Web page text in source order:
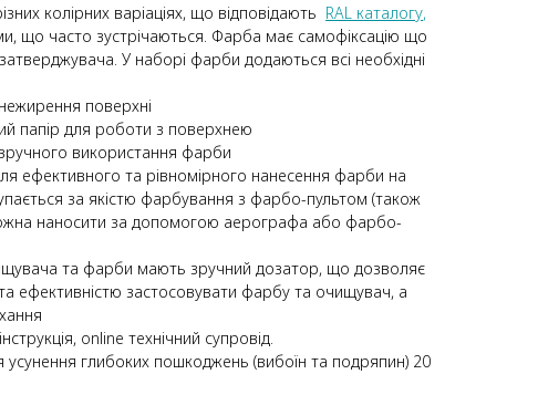
колірних варіаціях, що відповідають RAL каталогу,
що часто зустрічаються. Фарба має самофіксацію що
У наборі фарби додаються всі необхідні
поверхні
папір для роботи з поверхнею
використання фарби
ефективного та рівномірного нанесення фарби на
за якістю фарбування з фарбо-пультом (також
наносити за допомогою аерографа або фарбо-
та фарби мають зручний дозатор, що дозволяє
ефективністю застосовувати фарбу та очищувач, а
online технічний супровід.
усунення глибоких пошкоджень (вибоїн та подряпин) 20